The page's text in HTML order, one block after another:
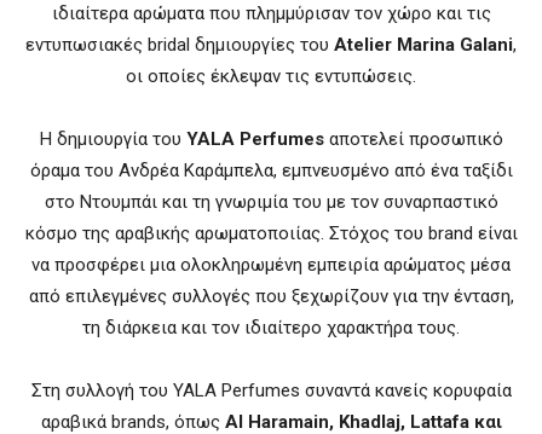
ιδιαίτερα αρώματα που πλημμύρισαν τον χώρο και τις
εντυπωσιακές bridal δημιουργίες του Atelier Marina Galani,
οι οποίες έκλεψαν τις εντυπώσεις.
Η δημιουργία του YALA Perfumesαποτελεί προσωπικό
όραμα του Ανδρέα Καράμπελα, εμπνευσμένο από ένα ταξίδι
στο Ντουμπάι και τη γνωριμία του με τον συναρπαστικό
κόσμο της αραβικής αρωματοποιίας. Στόχος του brand είναι
να προσφέρει μια ολοκληρωμένη εμπειρία αρώματος μέσα
από επιλεγμένες συλλογές που ξεχωρίζουν για την ένταση,
τη διάρκεια και τον ιδιαίτερο χαρακτήρα τους.
Στη συλλογή του YALA Perfumes συναντά κανείς κορυφαία
αραβικά brands, όπως Al Haramain, Khadlaj, Lattafa και